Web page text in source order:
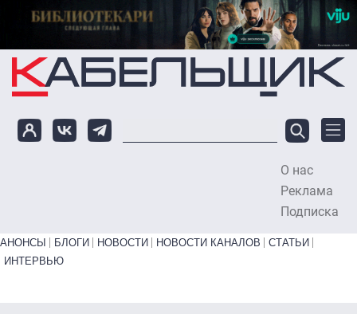
Перейти к основному содержанию
О нас
Реклама
Подписка
Primary links bottom
АНОНСЫ БЛОГИ НОВОСТИ НОВОСТИ КАНАЛОВ
СТАТЬИ
ИНТЕРВЬЮ